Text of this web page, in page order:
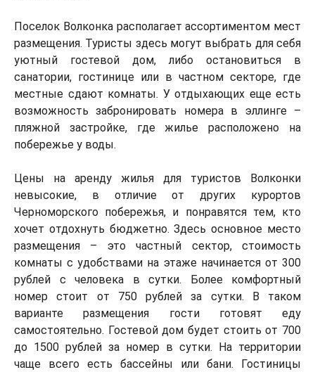
Поселок Волконка располагает ассортиментом мест
размещения. Туристы здесь могут выбрать для себя
уютный гостевой дом, либо остановиться в
санатории, гостинице или в частном секторе, где
местные сдают комнаты. У отдыхающих еще есть
возможность забронировать номера в эллинге –
пляжной застройке, где жилье расположено на
побережье у воды.
Цены на аренду жилья для туристов Волконки
невысокие, в отличие от других курортов
Черноморского побережья, и понравятся тем, кто
хочет отдохнуть бюджетно. Здесь основное место
размещения – это частный сектор, стоимость
комнаты с удобствами на этаже начинается от 300
рублей с человека в сутки. Более комфортный
номер стоит от 750 рублей за сутки. В таком
варианте размещения гости готовят еду
самостоятельно. Гостевой дом будет стоить от 700
до 1500 рублей за номер в сутки. На территории
чаще всего есть бассейны или бани. Гостиницы